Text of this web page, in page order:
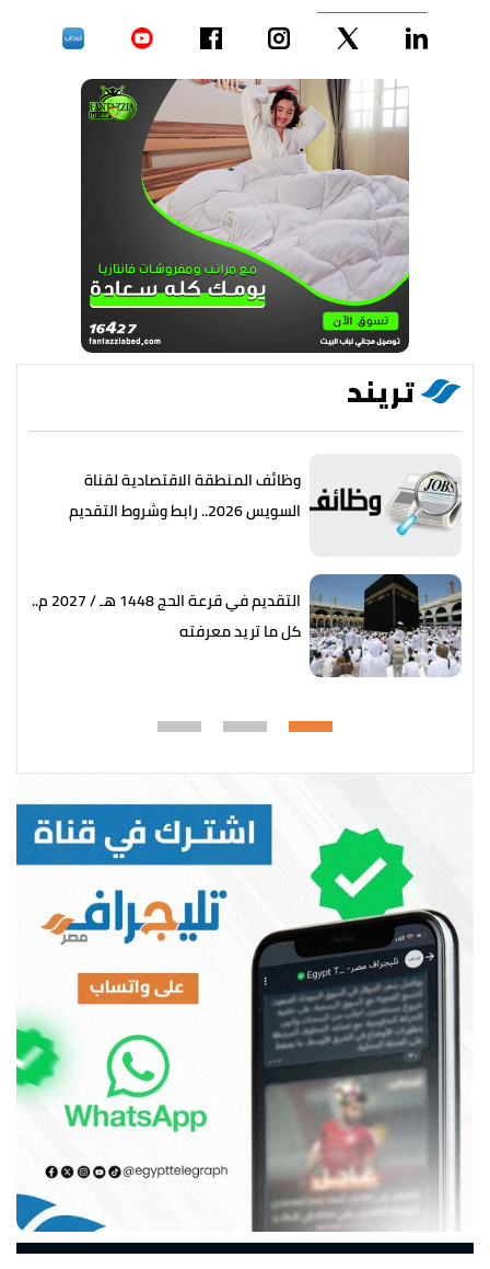
تريند
وظائف المنطقة الاقتصادية لقناة
السويس 2026.. رابط وشروط التقديم
التقديم في قرعة الحج 1448 هـ / 2027 م..
كل ما تريد معرفته